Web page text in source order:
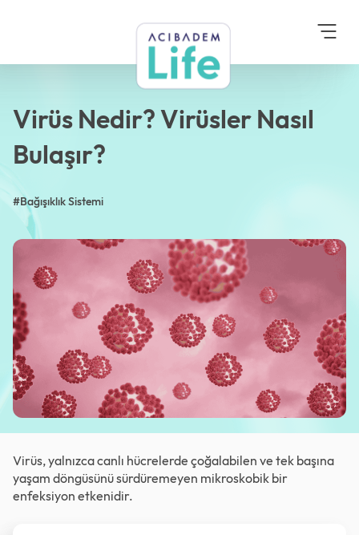
Bağışıklık Sistemi
Nasıl Bulaşır?
Virüs Nedir? Virüsler Nasıl
Bulaşır?
#Bağışıklık Sistemi
Virüs, yalnızca canlı hücrelerde çoğalabilen ve tek başına
yaşam döngüsünü sürdüremeyen mikroskobik bir
enfeksiyon etkenidir.